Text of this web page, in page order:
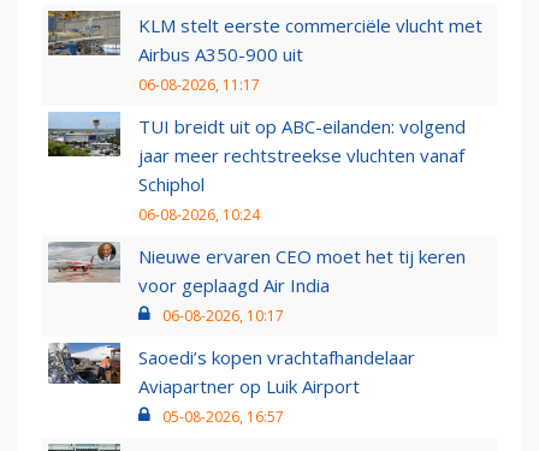
KLM stelt eerste commerciële vlucht met
Airbus A350-900 uit
06-08-2026, 11:17
TUI breidt uit op ABC-eilanden: volgend
jaar meer rechtstreekse vluchten vanaf
Schiphol
06-08-2026, 10:24
Nieuwe ervaren CEO moet het tij keren
voor geplaagd Air India
06-08-2026, 10:17
Saoedi’s kopen vrachtafhandelaar
Aviapartner op Luik Airport
05-08-2026, 16:57